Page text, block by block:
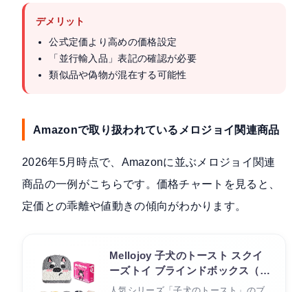
デメリット
公式定価より高めの価格設定
「並行輸入品」表記の確認が必要
類似品や偽物が混在する可能性
Amazonで取り扱われているメロジョイ関連商品
2026年5月時点で、Amazonに並ぶメロジョイ関連
商品の一例がこちらです。価格チャートを見ると、
定価との乖離や値動きの傾向がわかります。
Mellojoy 子犬のトースト スクイ
ーズトイ ブラインドボックス（並
行輸入品）